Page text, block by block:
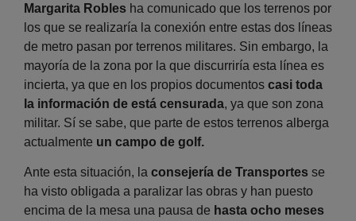
Margarita Robles ha comunicado que los terrenos por
los que se realizaría la conexión entre estas dos líneas
de metro pasan por terrenos militares. Sin embargo, la
mayoría de la zona por la que discurriría esta línea es
incierta, ya que en los propios documentos casi toda
la información de está censurada, ya que son zona
militar. Sí se sabe, que parte de estos terrenos alberga
actualmente un campo de golf.
Ante esta situación, la consejería de Transportes se
ha visto obligada a paralizar las obras y han puesto
encima de la mesa una pausa de hasta ocho meses